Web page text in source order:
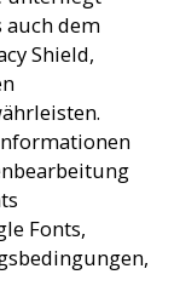
auch dem
Shield,
Fonts,